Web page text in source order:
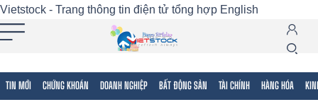
Vietstock - Trang thông tin điện tử tổng hợp English
TIN MỚI CHỨNG KHOÁN DOANH NGHIỆP BẤT ĐỘNG SẢN TÀI CHÍNH HÀNG HÓA
Tất cả Tính năng Ngành Mã chứng khoán